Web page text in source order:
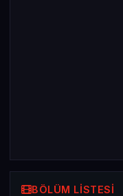
BÖLÜM LISTESI